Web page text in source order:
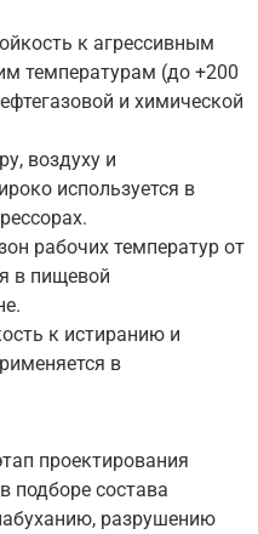
к агрессивным
температурам (до +200
и химической
воздуху и
используется в
рабочих температур от
в пищевой
к истиранию и
в
проектирования
подборе состава
разрушению